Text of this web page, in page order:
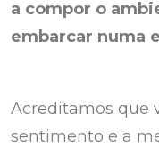
a compor o
embarcar numa
Acreditamos que
sentimento e a